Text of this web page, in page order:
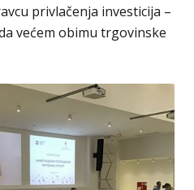
privlačenja investicija –
većem obimu trgovinske